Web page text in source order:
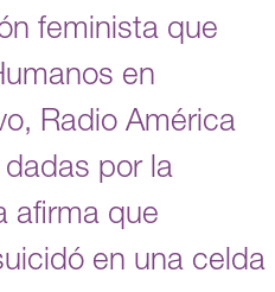
feminista que
en
Radio América
por la
afirma que
en una celda